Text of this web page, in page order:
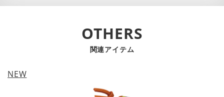
OTHERS
関連アイテム
NEW